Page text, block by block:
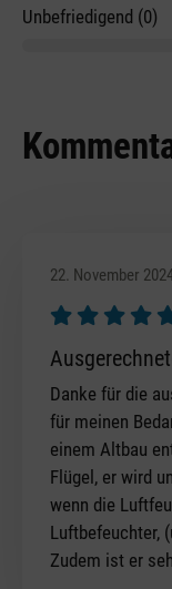
Unbefriedigend (0)
22. November
Bewertung mit
Danke für die
für meinen
einem Altbau
Flügel, er wird
wenn die
Luftbefeuchter,
Zudem ist er